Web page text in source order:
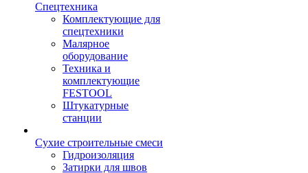
Спецтехника
Комплектующие для
спецтехники
Малярное
оборудование
Техника и
комплектующие
FESTOOL
Штукатурные
станции
Сухие строительные смеси
Гидроизоляция
Затирки для швов